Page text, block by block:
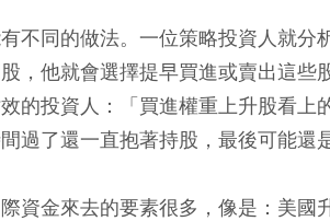
不同的做法。一位策略投資人就分
，他就會選擇提早買進或賣出這些
的投資人：「買進權重上升股看上
過了還一直抱著持股，最後可能還
資金來去的要素很多，像是：美國